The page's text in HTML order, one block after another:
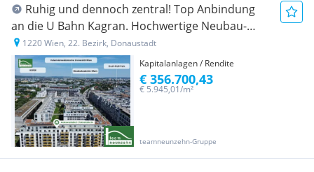
Ruhig und dennoch zentral! Top Anbindung
an die U Bahn Kagran. Hochwertige Neubau-
Erstbezugswohnungen - JETZT ANFRAGEN
1220 Wien, 22. Bezirk, Donaustadt
Kapitalanlagen / Rendite
teamneunzehn-Gruppe
€ 5.945,01/m²
€ 356.700,43